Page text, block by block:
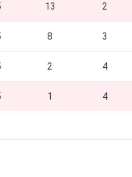
13 2
8 3
2 4
1 4